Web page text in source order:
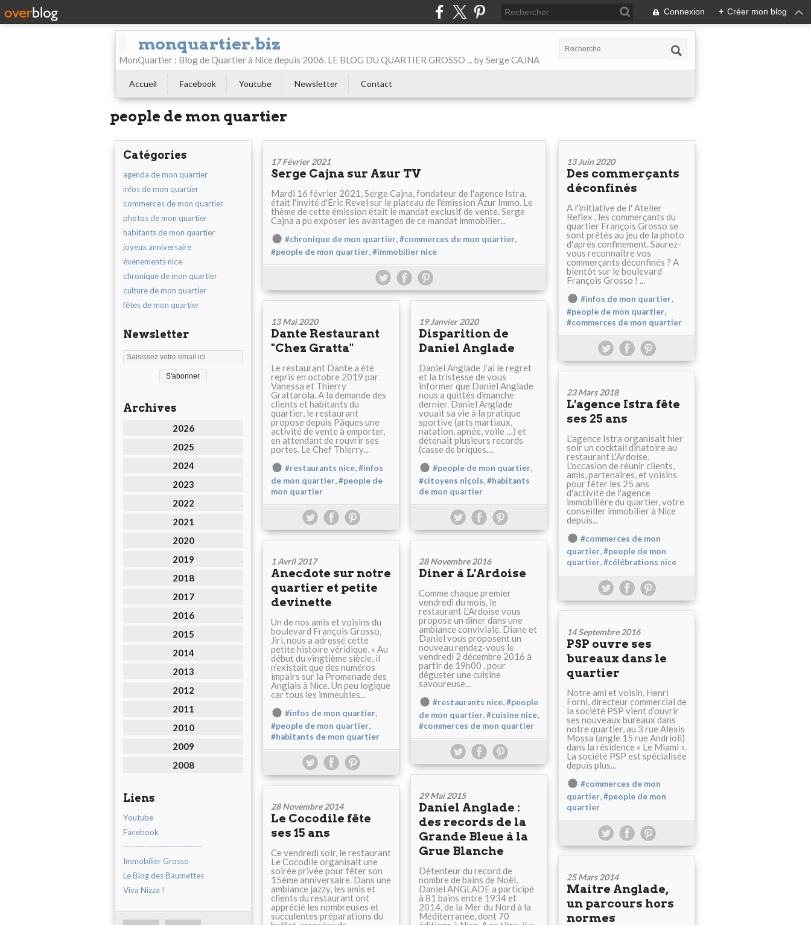
Connexion + Créer mon blog
monquartier.biz
MonQuartier : Blog de Quartier à Nice depuis 2006. LE BLOG DU QUARTIER GROSSO ... by Serge CAJNA
Accueil Facebook Youtube Newsletter Contact
people de mon quartier
Catégories
agenda de mon quartier
infos de mon quartier
commerces de mon quartier
photos de mon quartier
habitants de mon quartier
joyeux anniversaire
évenements nice
chronique de mon quartier
culture de mon quartier
fêtes de mon quartier
Newsletter
Archives
2026
2025
2024
2023
2022
2021
2020
2019
2018
2017
2016
2015
2014
2013
2012
2011
2010
2009
2008
Liens
Youtube
Facebook
--------------------------
Immobilier Grosso
Le Blog des Baumettes
Viva Nizza !
17 Février 2021
Serge Cajna sur Azur TV
Mardi 16 février 2021, Serge Cajna, fondateur de l'agence Istra,
était l'invité d'Eric Revel sur le plateau de l'émission Azur Immo. Le
thème de cette émission était le mandat exclusif de vente. Serge
Cajna a pu exposer les avantages de ce mandat immobilier...
#chronique de mon quartier,#commerces de mon quartier,
#people de mon quartier,#immobilier nice
13 Juin 2020
Des commerçants
déconfinés
A l'initiative de l' Atelier
Reflex , les commerçants du
quartier François Grosso se
sont prêtés au jeu de la photo
d'après confinement. Saurez-
vous reconnaître vos
commerçants déconfinés ? A
bientôt sur le boulevard
François Grosso ! ...
#infos de mon quartier,
#people de mon quartier,
#commerces de mon quartier
13 Mai 2020
Dante Restaurant
"Chez Gratta"
Le restaurant Dante a été
repris en octobre 2019 par
Vanessa et Thierry
Grattarola. A la demande des
clients et habitants du
quartier, le restaurant
propose depuis Pâques une
activité de vente à emporter,
en attendant de rouvrir ses
portes. Le Chef Thierry...
#restaurants nice,#infos
de mon quartier,#people de
mon quartier
19 Janvier 2020
Disparition de
Daniel Anglade
Daniel Anglade J’ai le regret
et la tristesse de vous
informer que Daniel Anglade
nous a quittés dimanche
dernier. Daniel Anglade
vouait sa vie à la pratique
sportive (arts martiaux,
natation, apnée, voile …) et
détenait plusieurs records
(casse de briques,...
#people de mon quartier,
#citoyens niçois,#habitants
de mon quartier
23 Mars 2018
L'agence Istra fête
ses 25 ans
L'agence Istra organisait hier
soir un cocktail dînatoire au
restaurant L'Ardoise.
L'occasion de réunir clients,
amis, partenaires, et voisins
pour fêter les 25 ans
d'activité de l'agence
immobilière du quartier, votre
conseiller immobilier à Nice
depuis...
#commerces de mon
quartier,#people de mon
quartier,#célébrations nice
1 Avril 2017
Anecdote sur notre
quartier et petite
devinette
Un de nos amis et voisins du
boulevard François Grosso,
Jiri, nous a adressé cette
petite histoire véridique. « Au
début du vingtième siècle, il
n’existait que des numéros
impairs sur la Promenade des
Anglais à Nice. Un peu logique
car tous les immeubles...
#infos de mon quartier,
#people de mon quartier,
#habitants de mon quartier
28 Novembre 2016
Diner à L'Ardoise
Comme chaque premier
vendredi du mois, le
restaurant L'Ardoise vous
propose un dîner dans une
ambiance conviviale. Diane et
Daniel vous proposent un
nouveau rendez-vous le
vendredi 2 décembre 2016 à
partir de 19h00 , pour
déguster une cuisine
savoureuse...
#restaurants nice,#people
de mon quartier,#cuisine nice,
#commerces de mon quartier
14 Septembre 2016
PSP ouvre ses
bureaux dans le
quartier
Notre ami et voisin, Henri
Forni, directeur commercial de
la société PSP vient d’ouvrir
ses nouveaux bureaux dans
notre quartier, au 3 rue Alexis
Mossa (angle 15 rue Andrioli)
dans la résidence « Le Miami ».
La société PSP est spécialisée
depuis plus...
#commerces de mon
quartier,#people de mon
quartier
29 Mai 2015
Daniel Anglade :
des records de la
Grande Bleue à la
Grue Blanche
Détenteur du record de
nombre de bains de Noël,
Daniel ANGLADE a participé
à 81 bains entre 1934 et
2014, de la Mer du Nord à la
Méditerranée, dont 70
28 Novembre 2014
Le Cocodile fête
ses 15 ans
Ce vendredi soir, le restaurant
Le Cocodile organisait une
soirée privée pour fêter son
15ème anniversaire. Dans une
ambiance jazzy, les amis et
clients du restaurant ont
apprécié les nombreuses et
succulentes préparations du
25 Mars 2014
Maitre Anglade,
un parcours hors
normes